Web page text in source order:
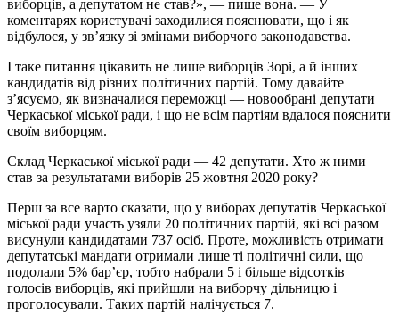
виборців, а депутатом не став?», — пише вона. — У
коментарях користувачі заходилися пояснювати, що і як
відбулося, у зв’язку зі змінами виборчого законодавства.
І таке питання цікавить не лише виборців Зорі, а й інших
кандидатів від різних політичних партій. Тому давайте
з’ясуємо, як визначалися переможці — новообрані депутати
Черкаської міської ради, і що не всім партіям вдалося пояснити
своїм виборцям.
Склад Черкаської міської ради — 42 депутати. Хто ж ними
став за результатами виборів 25 жовтня 2020 року?
Перш за все варто сказати, що у виборах депутатів Черкаської
міської ради участь узяли 20 політичних партій, які всі разом
висунули кандидатами 737 осіб. Проте, можливість отримати
депутатські мандати отримали лише ті політичні сили, що
подолали 5% бар’єр, тобто набрали 5 і більше відсотків
голосів виборців, які прийшли на виборчу дільницю і
проголосували. Таких партій налічується 7.